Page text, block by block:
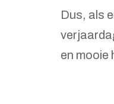
Dus, als
en mooie